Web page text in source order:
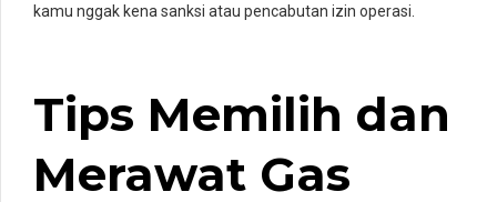
kamu nggak kena sanksi atau pencabutan izin operasi.
Tips Memilih dan
Merawat Gas